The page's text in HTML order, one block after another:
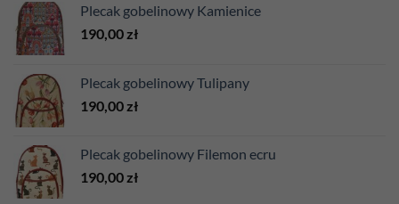
Plecak gobelinowy Kamienice
190,00 zł
Plecak gobelinowy Tulipany
190,00 zł
Plecak gobelinowy Filemon ecru
190,00 zł